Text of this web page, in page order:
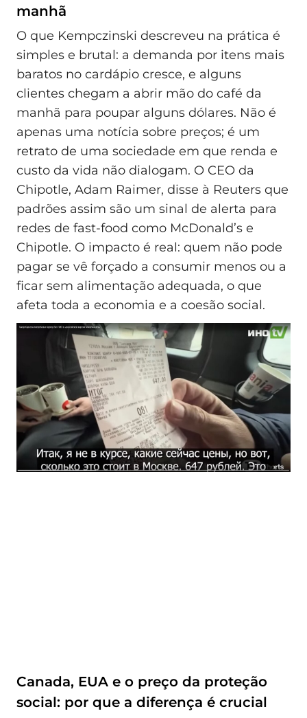
manhã
O que Kempczinski descreveu na prática é
simples e brutal: a demanda por itens mais
baratos no cardápio cresce, e alguns
clientes chegam a abrir mão do café da
manhã para poupar alguns dólares. Não é
apenas uma notícia sobre preços; é um
retrato de uma sociedade em que renda e
custo da vida não dialogam. O CEO da
Chipotle, Adam Raimer, disse à Reuters que
padrões assim são um sinal de alerta para
redes de fast-food como McDonald’s e
Chipotle. O impacto é real: quem não pode
pagar se vê forçado a consumir menos ou a
ficar sem alimentação adequada, o que
afeta toda a economia e a coesão social.
Canada, EUA e o preço da proteção
social: por que a diferença é crucial